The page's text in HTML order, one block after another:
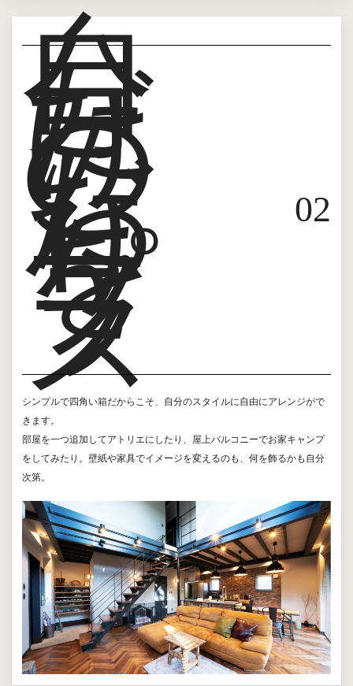
自
分
だ
け
の
こ
だ
わ
り
を
プ
ラ
ス
02
シンプルで四角い箱だからこそ、自分のスタイルに自由にアレンジがで
きます。
部屋を一つ追加してアトリエにしたり、屋上バルコニーでお家キャンプ
をしてみたり。壁紙や家具でイメージを変えるのも、何を飾るかも自分
次第。